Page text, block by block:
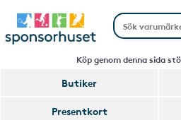
Köp genom denna sida
Butiker
Presentkort